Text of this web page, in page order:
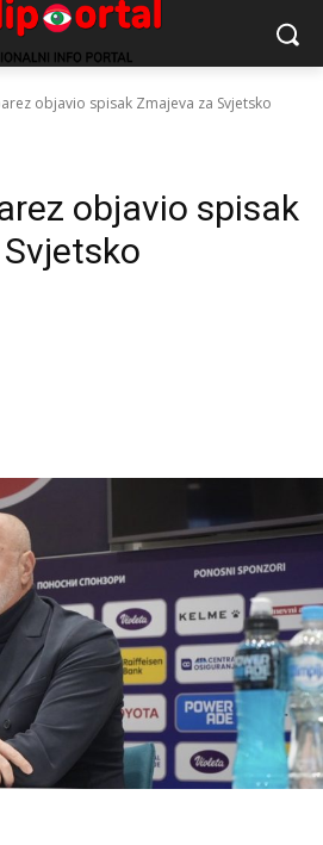
objavio spisak Zmajeva za Svjetsko
objavio spisak